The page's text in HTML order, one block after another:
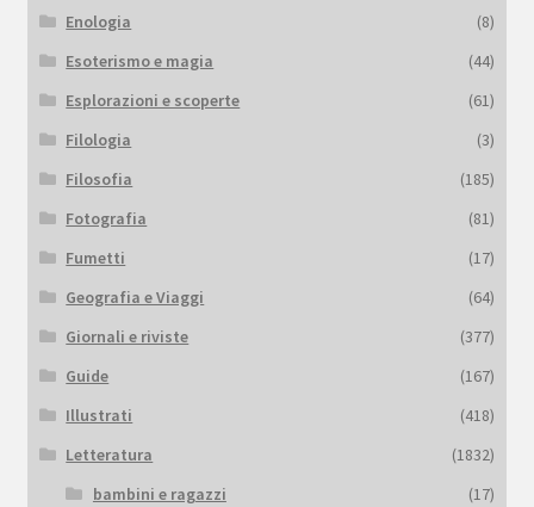
Enologia
(8)
Esoterismo e magia
(44)
Esplorazioni e scoperte
(61)
Filologia
(3)
Filosofia
(185)
Fotografia
(81)
Fumetti
(17)
Geografia e Viaggi
(64)
Giornali e riviste
(377)
Guide
(167)
Illustrati
(418)
Letteratura
(1832)
bambini e ragazzi
(17)